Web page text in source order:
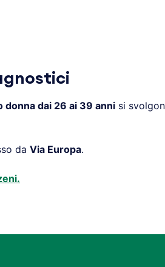
donna dai 26 ai 39 anni si
da Via Europa.